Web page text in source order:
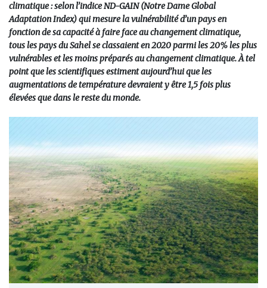
climatique : selon l’indice ND-GAIN (Notre Dame Global
Adaptation Index) qui mesure la vulnérabilité d’un pays en
fonction de sa capacité à faire face au changement climatique,
tous les pays du Sahel se classaient en 2020 parmi les 20% les plus
vulnérables et les moins préparés au changement climatique. À tel
point que les scientifiques estiment aujourd’hui que les
augmentations de température devraient y être 1,5 fois plus
élevées que dans le reste du monde.